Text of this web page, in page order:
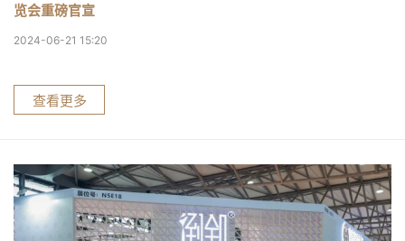
览会重磅官宣
2024-06-21 15:20
查看更多